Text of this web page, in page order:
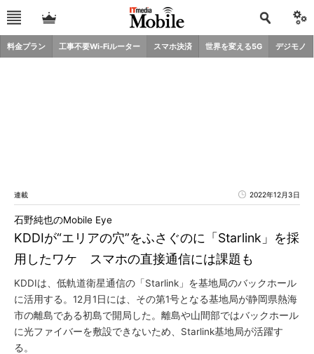
料金プラン 工事不要Wi-Fiルーター スマホ決済 世界を変える5G デジモノ
連載 2022年12月3日
KDDIが“エリアの穴”をふさぐのに「Starlink」を採
用したワケ スマホの直接通信には課題も
石野純也のMobile Eye
KDDIは、低軌道衛星通信の「Starlink」を基地局のバックホール
に活用する。12月1日には、その第1号となる基地局が静岡県熱海
市の離島である初島で開局した。離島や山間部ではバックホール
に光ファイバーを敷設できないため、Starlink基地局が活躍す
る。